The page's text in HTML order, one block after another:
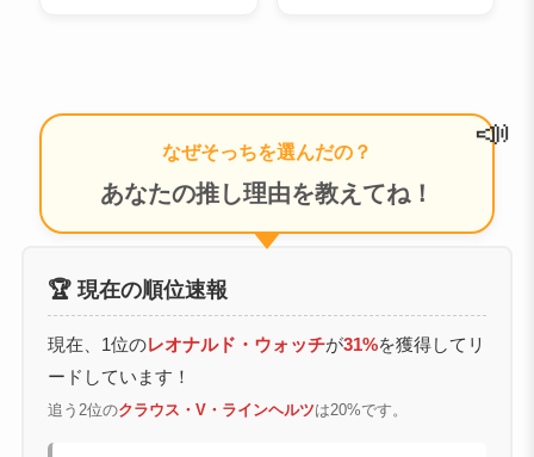
なぜそっちを選んだの？
あなたの推し理由を教えてね！
📣
🏆 現在の順位速報
現在、1位のレオナルド・ウォッチが31%を獲得してリ
ードしています！
追う2位のクラウス・V・ラインヘルツは20%です。